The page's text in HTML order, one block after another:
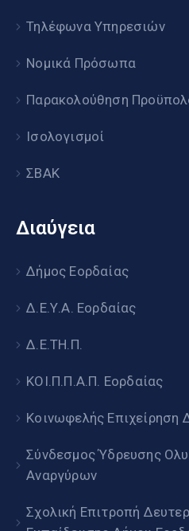
Τηλέφωνα Υπηρεσιών
Νομικά Πρόσωπα
Παρακολούθηση
Ισολογισμοί
ΣΒΑΚ
Διαύγεια
Δήμος Εορδαίας
Δ.Ε.Υ.Α. Εορδαίας
Δ.Ε.ΤΗ.Π.
ΚΟΙ.Π.Π.Α.Π. Εορδαίας
Κοινωφελής Επιχείρηση
Σύνδεσμος Ύδρευσης
Αναργύρων
Σχολική Επιτροπή